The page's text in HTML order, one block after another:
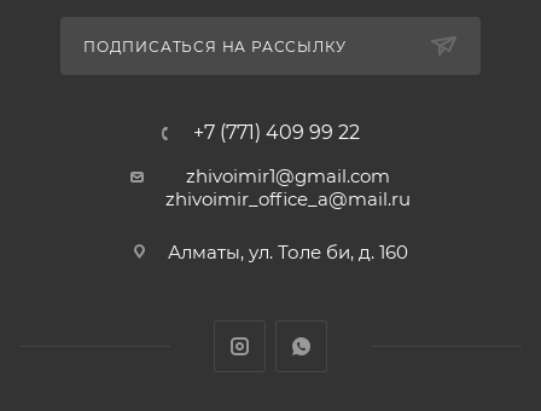
ПОДПИСАТЬСЯ НА РАССЫЛКУ
+7 (771) 409 99 22
zhivoimir1@gmail.com
zhivoimir_office_a@mail.ru
Алматы, ул. Толе би, д. 160